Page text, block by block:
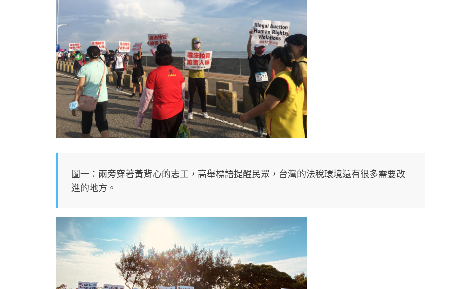
圖一：兩旁穿著黃背心的志工，高舉標語提醒民眾，台灣的法稅環境還有很多需要改
進的地方。